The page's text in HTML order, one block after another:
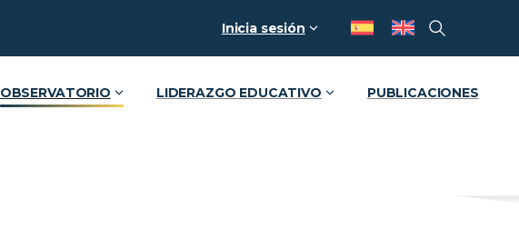
Inicia sesión
OBSERVATORIO LIDERAZGO EDUCATIVO PUBLICACIONES